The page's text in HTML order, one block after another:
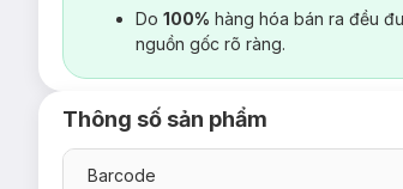
Do 100% hàng hóa bán ra đều
nguồn gốc rõ ràng.
Thông số sản phẩm
Barcode